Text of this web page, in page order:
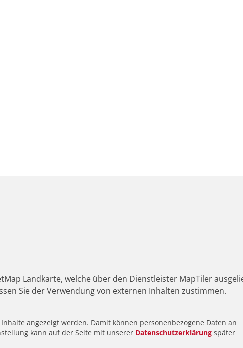
Landkarte, welche über den Dienstleister MapTiler
Sie der Verwendung von externen Inhalten zustimmen.
angezeigt werden. Damit können personenbezogene Daten an
kann auf der Seite mit unserer Datenschutzerklärung später